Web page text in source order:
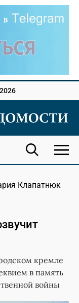
Клапатнюк
кремле
в память
войны